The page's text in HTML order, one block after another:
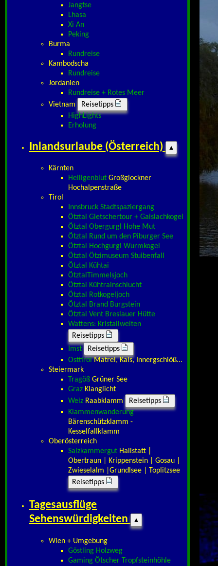
Jangtse
Lhasa
Xi An
Peking
Burma
Rundreise
Kambodscha
Rundreise
Jordanien
Rundreise + Rotes Meer
Vietnam
Reisetipps
HighLights
Erholung
Inlandsurlaube (Österreich) ▴
Kärnten
Heiligenblut Großglockner
Hochalpenstraße
Tirol
Innsbruck Stadtspaziergang
Ötztal Gletschertour + Gaislachkogel
Ötztal Obergurgl Hohe Mut
Ötztal Rund um den Piburger See
Ötztal Hochgurgl Wurmkogel
Ötztal Ötzimuseum Stuibenfall
Ötztal Kühtai
ÖtztalTimmelsjoch
Ötztal Kühtrainschlucht
Ötztal Rotkogeljoch
Ötztal Brand Burgstein
Ötztal Vent Breslauer Hütte
Wattens: Kristallwelten
Reisetipps
Imst
Reisetipps
OsttirolMatrei, Kals, Innergschlöß...
Steiermark
Tragöß Grüner See
Graz Klanglicht
Weiz Raabklamm
Reisetipps
Klammenwanderung
Bärenschützklamm -
Kesselfallklamm
Oberösterreich
Salzkammergut Hallstatt |
Obertraun | Krippenstein | Gosau |
Zwieselalm |Grundlsee | Toplitzsee
Reisetipps
Tagesausflüge
Sehenswürdigkeiten ▴
Wien + Umgebung
Göstling Holzweg
Gaming Ötscher Tropfsteinhöhle